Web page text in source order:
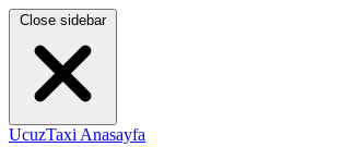
Close sidebar
UcuzTaxi Anasayfa